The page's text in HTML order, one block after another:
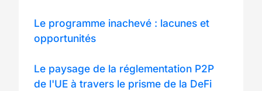
Le programme inachevé : lacunes et
opportunités
Le paysage de la réglementation P2P
de l'UE à travers le prisme de la DeFi